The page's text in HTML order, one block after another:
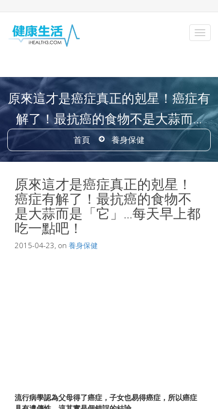
原來這才是癌症真正的剋星！癌症有
解了！最抗癌的食物不是大蒜而...
首頁 養身保健
原來這才是癌症真正的剋星！
癌症有解了！最抗癌的食物不
是大蒜而是「它」...每天早上都
吃一點吧！
2015-04-23, on 養身保健
流行病學認為父母得了癌症，子女也易得癌症，所以癌症